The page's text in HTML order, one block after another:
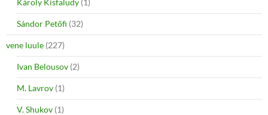
Károly Kisfaludy (1)
Sándor Petőfi (32)
vene luule (227)
Ivan Belousov (2)
M. Lavrov (1)
V. Shukov (1)